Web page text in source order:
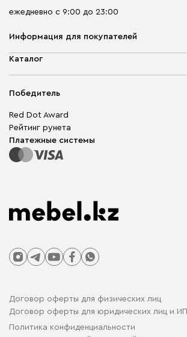
ежедневно с 9:00 до 23:00
Информация для покупателей
О компании
Гарантия
Для бизнеса
Карта сайта
Каталог
Корпусная мебель
Модульная мебель
Столы и стулья
Победитель
Red Dot Award
Рейтинг рунета
Платежные системы
Договор оферты для физических лиц
Договор оферты для юридических лиц и ИП
Политика конфиденциальности